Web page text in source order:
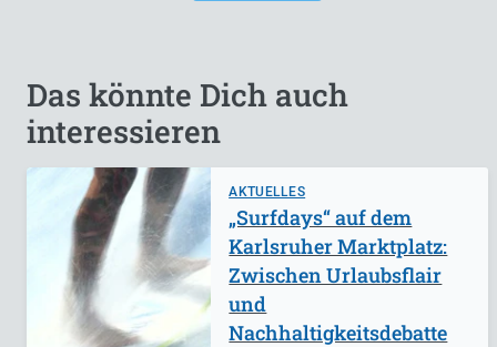
Das könnte Dich auch
interessieren
AKTUELLES
„Surfdays“ auf dem
Karlsruher Marktplatz:
Zwischen Urlaubsflair
und
Nachhaltigkeitsdebatte